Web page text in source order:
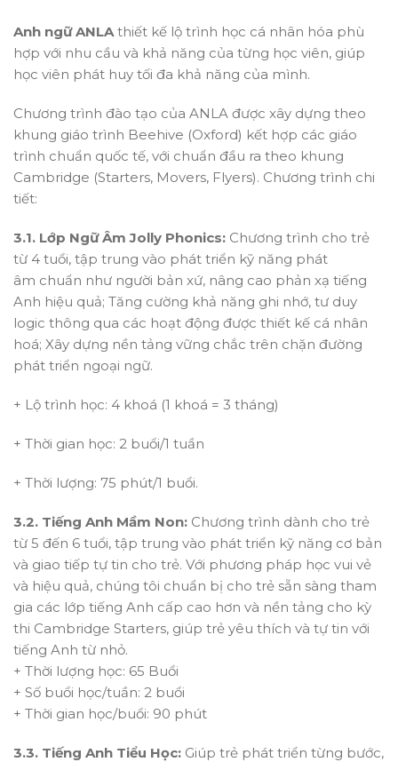
Anh ngữ ANLA thiết kế lộ trình học cá nhân hóa phù
hợp với nhu cầu và khả năng của từng học viên, giúp
học viên phát huy tối đa khả năng của mình.
Chương trình đào tạo của ANLA được xây dựng theo
khung giáo trình Beehive (Oxford) kết hợp các giáo
trình chuẩn quốc tế, với chuẩn đầu ra theo khung
Cambridge (Starters, Movers, Flyers). Chương trình chi
tiết:
3.1. Lớp Ngữ Âm Jolly Phonics: Chương trình cho trẻ
từ 4 tuổi, tập trung vào phát triển kỹ năng phát
âm chuẩn như người bản xứ, nâng cao phản xạ tiếng
Anh hiệu quả; Tăng cường khả năng ghi nhớ, tư duy
logic thông qua các hoạt động được thiết kế cá nhân
hoá; Xây dựng nền tảng vững chắc trên chặn đường
phát triển ngoại ngữ.
+ Lộ trình học: 4 khoá (1 khoá = 3 tháng)
+ Thời gian học: 2 buổi/1 tuần
+ Thời lượng: 75 phút/1 buổi.
3.2. Tiếng Anh Mầm Non: Chương trình dành cho trẻ
từ 5 đến 6 tuổi, tập trung vào phát triển kỹ năng cơ bản
và giao tiếp tự tin cho trẻ. Với phương pháp học vui vẻ
và hiệu quả, chúng tôi chuẩn bị cho trẻ sẵn sàng tham
gia các lớp tiếng Anh cấp cao hơn và nền tảng cho kỳ
thi Cambridge Starters, giúp trẻ yêu thích và tự tin với
tiếng Anh từ nhỏ.
+ Thời lượng học: 65 Buổi
+ Số buổi học/tuần: 2 buổi
+ Thời gian học/buổi: 90 phút
3.3. Tiếng Anh Tiểu Học: Giúp trẻ phát triển từng bước,